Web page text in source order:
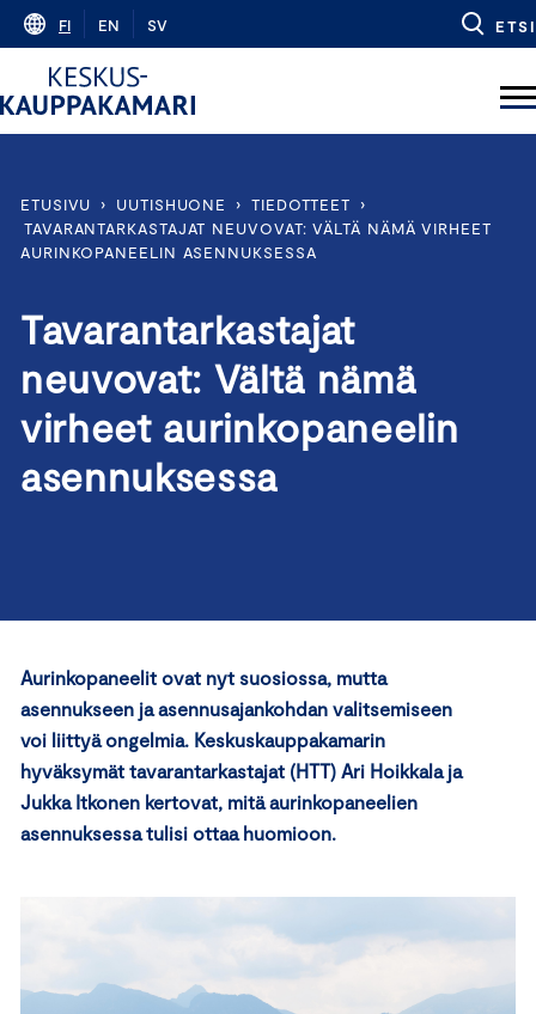
Skip
content
FI EN SV ETSI
ETUSIVU › UUTISHUONE › TIEDOTTEET
›
TAVARANTARKASTAJAT NEUVOVAT: VÄLTÄ NÄMÄ VIRHEET
AURINKOPANEELIN ASENNUKSESSA
Tavarantarkastajat
neuvovat: Vältä nämä
virheet aurinkopaneelin
asennuksessa
Aurinkopaneelit ovat nyt suosiossa, mutta
asennukseen ja asennusajankohdan valitsemiseen
voi liittyä ongelmia. Keskuskauppakamarin
hyväksymät tavarantarkastajat (HTT) Ari Hoikkala ja
Jukka Itkonen kertovat, mitä aurinkopaneelien
asennuksessa tulisi ottaa huomioon.